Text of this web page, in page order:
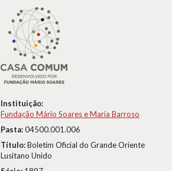
Instituição:
Fundação Mário Soares e Maria Barroso
Pasta:04500.001.006
Título:Boletim Oficial do Grande Oriente
Lusitano Unido